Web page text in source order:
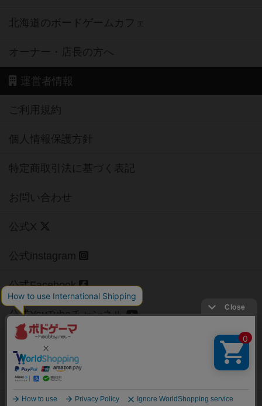
北海道のボードゲームカフェ
オーナー・店長の方へ
運営者情報
ご利用規約
個人情報保護方針
特定商取引法に基づく表記
お問い合わせ
公式X
公式instagram
公式Facebook
公式YouTubeチャンネル